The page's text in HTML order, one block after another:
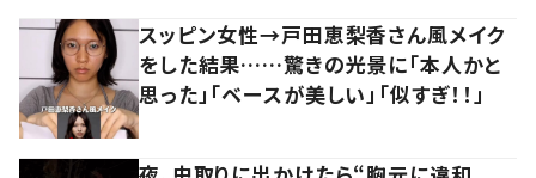
スッピン女性→戸田恵梨香さん風メイク
をした結果……驚きの光景に「本人かと
思った」「ベースが美しい」「似すぎ！！」